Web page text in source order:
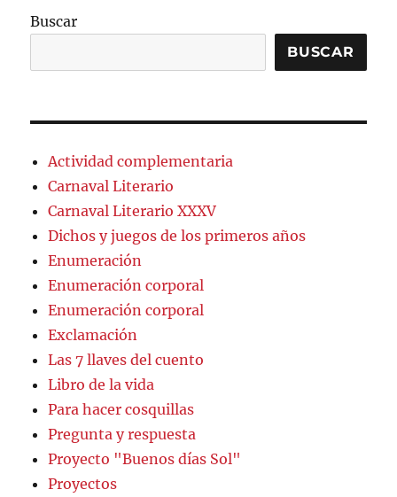
Buscar
BUSCAR
Actividad complementaria
Carnaval Literario
Carnaval Literario XXXV
Dichos y juegos de los primeros años
Enumeración
Enumeración corporal
Enumeración corporal
Exclamación
Las 7 llaves del cuento
Libro de la vida
Para hacer cosquillas
Pregunta y respuesta
Proyecto "Buenos días Sol"
Proyectos